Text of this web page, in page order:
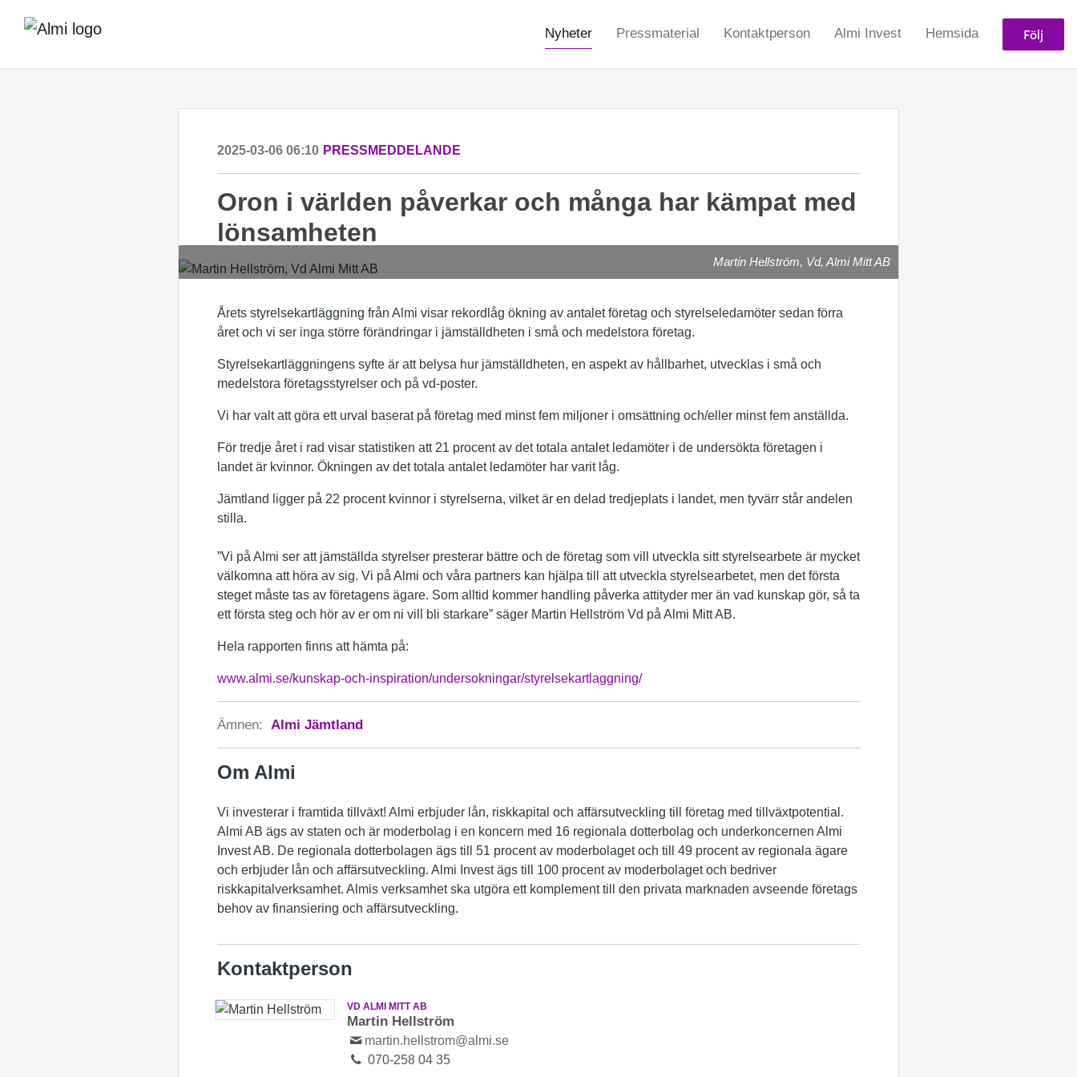
Nyheter Pressmaterial Kontaktperson Almi Invest Hemsida Följ
2025-03-06 06:10 PRESSMEDDELANDE
Oron i världen påverkar och många har kämpat med
lönsamheten
Martin Hellström, Vd, Almi Mitt AB
Årets styrelsekartläggning från Almi visar rekordlåg ökning av antalet företag och styrelseledamöter sedan förra
året och vi ser inga större förändringar i jämställdheten i små och medelstora företag.
Styrelsekartläggningens syfte är att belysa hur jäm­ställdheten, en aspekt av hållbarhet, utvecklas i små och
medelstora företagsstyrelser och på vd-poster.
Vi har valt att göra ett urval baserat på företag med minst fem miljoner i omsättning och/eller minst fem anställda.
För tredje året i rad visar statistiken att 21 procent av det totala antalet ledamöter i de undersökta företagen i
landet är kvinnor. Ökningen av det totala antalet ledamöter har varit låg.
Jämtland ligger på 22 procent kvinnor i styrelserna, vilket är en delad tredjeplats i landet, men tyvärr står andelen
stilla.
”Vi på Almi ser att jämställda styrelser presterar bättre och de företag som vill utveckla sitt styrelsearbete är mycket
välkomna att höra av sig. Vi på Almi och våra partners kan hjälpa till att utveckla styrelsearbetet, men det första
steget måste tas av företagens ägare. Som alltid kommer handling påverka attityder mer än vad kunskap gör, så ta
ett första steg och hör av er om ni vill bli starkare” säger Martin Hellström Vd på Almi Mitt AB.
Hela rapporten finns att hämta på:
www.almi.se/kunskap-och-inspiration/undersokningar/styrelsekartlaggning/
Ämnen: Almi Jämtland
Om Almi
Vi investerar i framtida tillväxt! Almi erbjuder lån, riskkapital och affärsutveckling till företag med tillväxtpotential.
Almi AB ägs av staten och är moderbolag i en koncern med 16 regionala dotterbolag och underkoncernen Almi
Invest AB. De regionala dotterbolagen ägs till 51 procent av moderbolaget och till 49 procent av regionala ägare
och erbjuder lån och affärsutveckling. Almi Invest ägs till 100 procent av moderbolaget och bedriver
riskkapitalverksamhet. Almis verksamhet ska utgöra ett komplement till den privata marknaden avseende företags
behov av finansiering och affärsutveckling.
Kontaktperson
VD ALMI MITT AB
Martin Hellström
martin.hellstrom@almi.se
070-258 04 35